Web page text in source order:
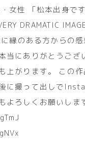
女性 「松本出身で
DRAMATIC
縁のある方からの
当にありがとうご
上がります。 この
に撮って出しで
ろしくお願いしま